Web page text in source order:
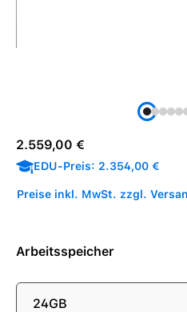
Regulärer Preis:
2.559,00 €
EDU-Preis: 2.354,00 €
Preise inkl. MwSt. zzgl.
Arbeitsspeicher
24GB